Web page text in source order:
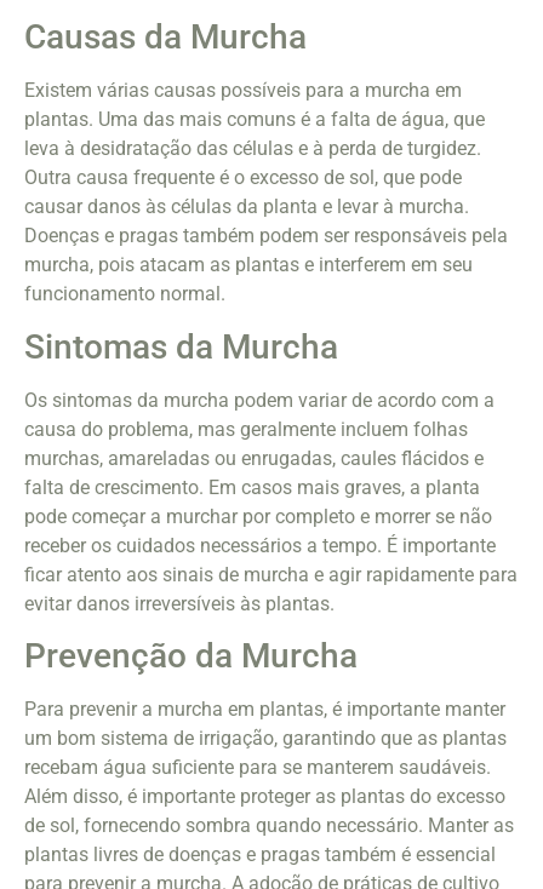
Causas da Murcha
Existem várias causas possíveis para a murcha em
plantas. Uma das mais comuns é a falta de água, que
leva à desidratação das células e à perda de turgidez.
Outra causa frequente é o excesso de sol, que pode
causar danos às células da planta e levar à murcha.
Doenças e pragas também podem ser responsáveis pela
murcha, pois atacam as plantas e interferem em seu
funcionamento normal.
Sintomas da Murcha
Os sintomas da murcha podem variar de acordo com a
causa do problema, mas geralmente incluem folhas
murchas, amareladas ou enrugadas, caules flácidos e
falta de crescimento. Em casos mais graves, a planta
pode começar a murchar por completo e morrer se não
receber os cuidados necessários a tempo. É importante
ficar atento aos sinais de murcha e agir rapidamente para
evitar danos irreversíveis às plantas.
Prevenção da Murcha
Para prevenir a murcha em plantas, é importante manter
um bom sistema de irrigação, garantindo que as plantas
recebam água suficiente para se manterem saudáveis.
Além disso, é importante proteger as plantas do excesso
de sol, fornecendo sombra quando necessário. Manter as
plantas livres de doenças e pragas também é essencial
para prevenir a murcha. A adoção de práticas de cultivo